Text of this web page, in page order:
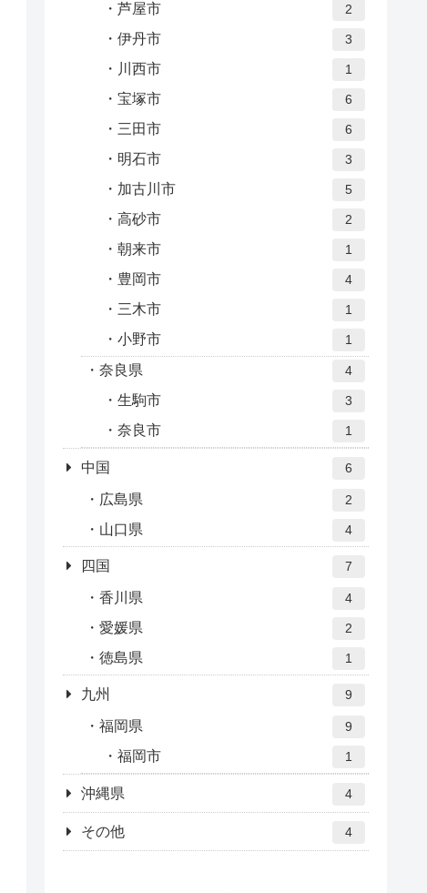
芦屋市 2
伊丹市 3
川西市 1
宝塚市 6
三田市 6
明石市 3
加古川市 5
高砂市 2
朝来市 1
豊岡市 4
三木市 1
小野市 1
奈良県 4
生駒市 3
奈良市 1
中国 6
広島県 2
山口県 4
四国 7
香川県 4
愛媛県 2
徳島県 1
九州 9
福岡県 9
福岡市 1
沖縄県 4
その他 4